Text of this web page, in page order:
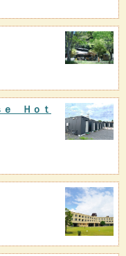
ｅ Ｈｏｔ